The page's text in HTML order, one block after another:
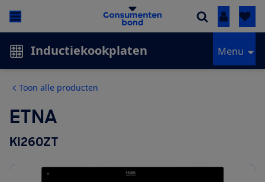
Inloggen
Inductiekookplaten Menu
Toon alle producten
ETNA
KI260ZT